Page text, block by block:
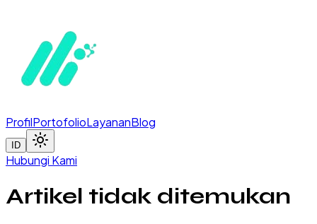
ProfilPortofolioLayananBlog
ID
Hubungi Kami
Artikel tidak ditemukan